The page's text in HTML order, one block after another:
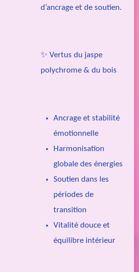
d’ancrage et de soutien.
✨ Vertus du jaspe
polychrome & du bois
Ancrage et stabilité
émotionnelle
Harmonisation
globale des énergies
Soutien dans les
périodes de
transition
Vitalité douce et
équilibre intérieur